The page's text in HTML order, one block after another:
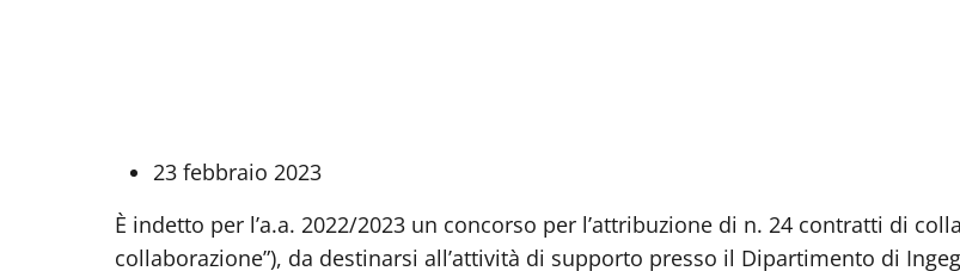
23 febbraio 2023
È indetto per l’a.a. 2022/2023 un concorso per l’attribuzione di n. 24 contratti di
collaborazione”), da destinarsi all’attività di supporto presso il Dipartimento di